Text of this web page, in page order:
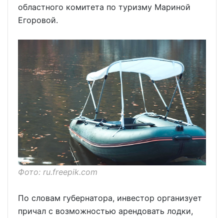
областного комитета по туризму Мариной
Егоровой.
Фото: ru.freepik.com
По словам губернатора, инвестор организует
причал с возможностью арендовать лодки,